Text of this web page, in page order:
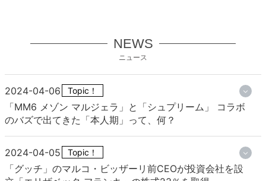
NEWS
ニュース
2024-04-06 Topic！
「MM6 メゾン マルジェラ」と「シュプリーム」 コラボ
のバズで出てきた「本人期」って、何？
2024-04-05 Topic！
「グッチ」のマルコ・ビッザーリ前CEOが投資会社を設